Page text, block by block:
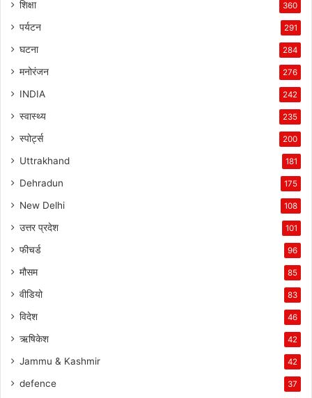
शिक्षा 360
पर्यटन 291
घटना 284
मनोरंजन 276
INDIA 242
स्वास्थ्य 235
स्पोर्ट्स 200
Uttrakhand 181
Dehradun 175
New Delhi 108
उत्तर प्रदेश 101
फीचर्ड 96
मौसम 85
वीडियो 83
विदेश 46
ऋषिकेश 42
Jammu & Kashmir 42
defence 37